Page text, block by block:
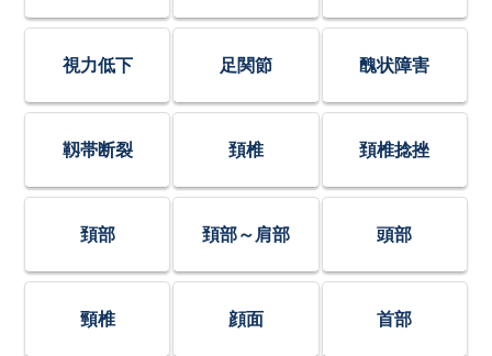
視力低下 足関節 醜状障害
靱帯断裂 頚椎 頚椎捻挫
頚部 頚部～肩部 頭部
頸椎 顔面 首部